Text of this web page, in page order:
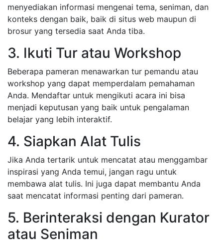
menyediakan informasi mengenai tema, seniman, dan
konteks dengan baik, baik di situs web maupun di
brosur yang tersedia saat Anda tiba.
3. Ikuti Tur atau Workshop
Beberapa pameran menawarkan tur pemandu atau
workshop yang dapat memperdalam pemahaman
Anda. Mendaftar untuk mengikuti acara ini bisa
menjadi keputusan yang baik untuk pengalaman
belajar yang lebih interaktif.
4. Siapkan Alat Tulis
Jika Anda tertarik untuk mencatat atau menggambar
inspirasi yang Anda temui, jangan ragu untuk
membawa alat tulis. Ini juga dapat membantu Anda
saat mencatat informasi penting dari pameran.
5. Berinteraksi dengan Kurator
atau Seniman